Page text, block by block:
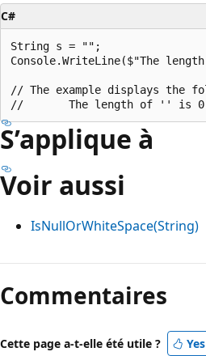
C#
String s = "";
Console.WriteLine($"The
// The example displays the
S’applique à
Voir aussi
IsNullOrWhiteSpace(String)
Commentaires
Cette page a-t-elle été utile ? Yes